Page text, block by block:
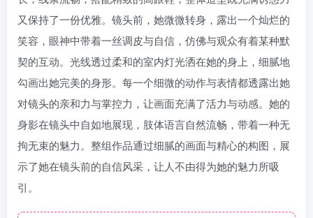
又保持了一份优雅。镜头前，她微微转身，露出一个灿烂的
笑容，眼神中带着一丝调皮与自信，仿佛与观众有着某种默
契的互动。光线透过柔和的室内灯光洒在她的身上，细腻地
勾画出她完美的身形。每一个细微的动作与表情都透露出她
对镜头的亲和力与掌控力，让画面充满了活力与动感。她的
身影在镜头中自如地展现，肢体语言自然流畅，带着一种无
拘无束的魅力。整组作品通过细腻的画面与精心的构图，展
示了她在镜头前的自信风采，让人不由得为她的魅力所吸
引。